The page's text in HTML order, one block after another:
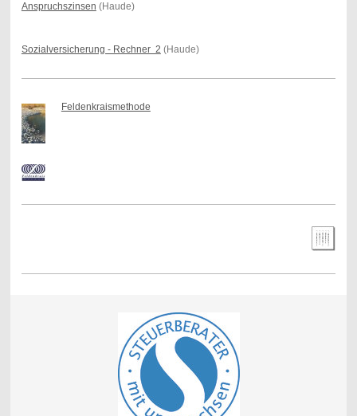
Anspruchszinsen (Haude)
Sozialversicherung - Rechner 2 (Haude)
Feldenkraismethode